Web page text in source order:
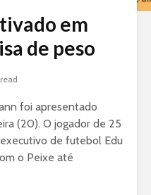
em
de peso
foi apresentado
(20). O jogador de 25
de futebol Edu
o Peixe até